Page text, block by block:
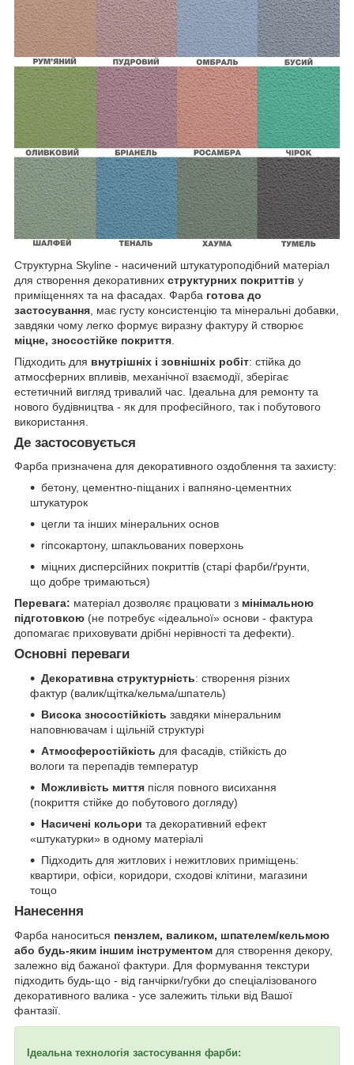
Структурна Skyline - насичений штукатуроподібний матеріал
для створення декоративних структурних покриттів у
приміщеннях та на фасадах. Фарба готова до
застосування , має густу консистенцію та мінеральні добавки,
завдяки чому легко формує виразну фактуру й створює
міцне, зносостійке покриття
Підходить для внутрішніх і зовнішніх робіт: стійка до
атмосферних впливів, механічної взаємодії, зберігає
естетичний вигляд тривалий час. Ідеальна для ремонту та
нового будівництва - як для професійного, так і побутового
використання.
Де застосовується
Фарба призначена для декоративного оздоблення та захисту:
бетону, цементно-піщаних і вапняно-цементних
штукатурок
цегли та інших мінеральних основ
гіпсокартону, шпакльованих поверхонь
міцних дисперсійних покриттів (старі фарби/ґрунти,
що добре тримаються)
Перевага: матеріал дозволяє працювати з мінімальною
підготовкою (не потребує «ідеальної» основи - фактура
допомагає приховувати дрібні нерівності та дефекти).
Основні переваги
Декоративна структурність: створення різних
фактур (валик/щітка/кельма/шпатель)
Висока зносостійкість завдяки мінеральним
наповнювачам і щільній структурі
Атмосферостійкість для фасадів, стійкість до
вологи та перепадів температур
Можливість миття після повного висихання
(покриття стійке до побутового догляду)
Насичені кольори та декоративний ефект
«штукатурки» в одному матеріалі
Підходить для житлових і нежитлових приміщень:
квартири, офіси, коридори, сходові клітини, магазини
тощо
Нанесення
Фарба наноситься пензлем, валиком, шпателем/кельмою
або будь-яким іншим інструментом для створення декору,
залежно від бажаної фактури. Для формування текстури
підходить будь-що - від ганчірки/губки до спеціалізованого
декоративного валика - усе залежить тільки від Вашої
фантазії.
Ідеальна технологія застосування фарби: